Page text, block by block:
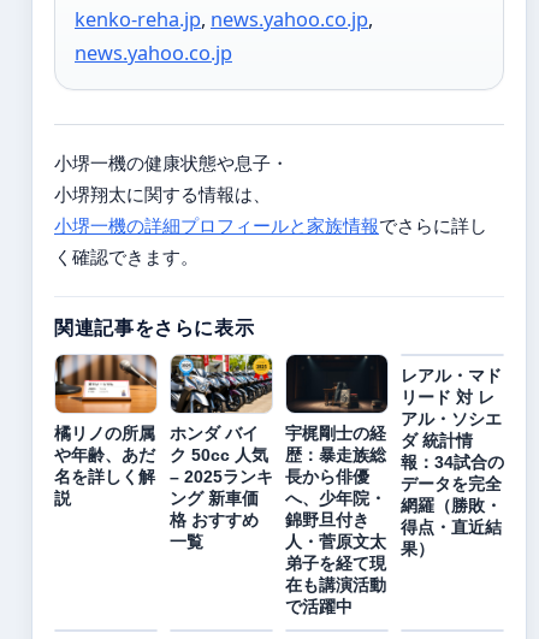
kenko-reha.jp, news.yahoo.co.jp,
news.yahoo.co.jp
小堺一機の健康状態や息子・
小堺翔太に関する情報は、
小堺一機の詳細プロフィールと家族情報でさらに詳し
く確認できます。
関連記事をさらに表示
橘リノの所属
や年齢、あだ
名を詳しく解
説
ホンダ バイ
ク 50cc 人気
– 2025ランキ
ング 新車価
格 おすすめ
一覧
宇梶剛士の経
歴：暴走族総
長から俳優
へ、少年院・
錦野旦付き
人・菅原文太
弟子を経て現
在も講演活動
で活躍中
レアル・マド
リード 対 レ
アル・ソシエ
ダ 統計情
報：34試合の
データを完全
網羅（勝敗・
得点・直近結
果）